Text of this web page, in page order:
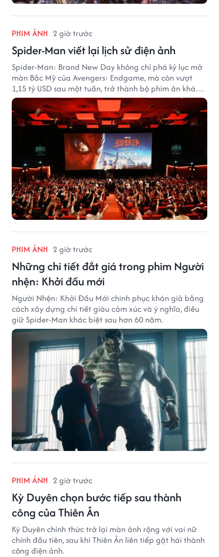
PHIM ẢNH 2 giờ trước
Spider-Man viết lại lịch sử điện ảnh
Spider-Man: Brand New Day không chỉ phá kỷ lục mở
màn Bắc Mỹ của Avengers: Endgame, mà còn vượt
1,15 tỷ USD sau một tuần, trở thành bộ phim ăn khách
nhất năm 2026.
PHIM ẢNH 2 giờ trước
Những chi tiết đắt giá trong phim Người
nhện: Khởi đầu mới
Người Nhện: Khởi Đầu Mới chinh phục khán giả bằng
cách xây dựng chi tiết giàu cảm xúc và ý nghĩa, điều
giữ Spider-Man khác biệt sau hơn 60 năm.
PHIM ẢNH 2 giờ trước
Kỳ Duyên chọn bước tiếp sau thành
công của Thiên Ân
Kỳ Duyên chính thức trở lại màn ảnh rộng với vai nữ
chính đầu tiên, sau khi Thiên Ân liên tiếp gặt hái thành
công điện ảnh.